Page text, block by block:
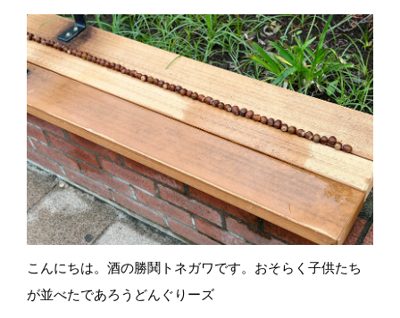
こんにちは。酒の勝鬨トネガワです。おそらく子供たち
が並べたであろうどんぐりーズ